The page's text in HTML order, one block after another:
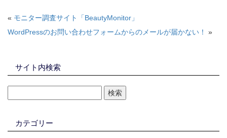
« モニター調査サイト「BeautyMonitor」
WordPressのお問い合わせフォームからのメールが届かない！
»
サイト内検索
カテゴリー